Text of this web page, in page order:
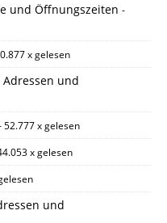
und Öffnungszeiten -
x gelesen
und
52.777 x gelesen
x gelesen
und